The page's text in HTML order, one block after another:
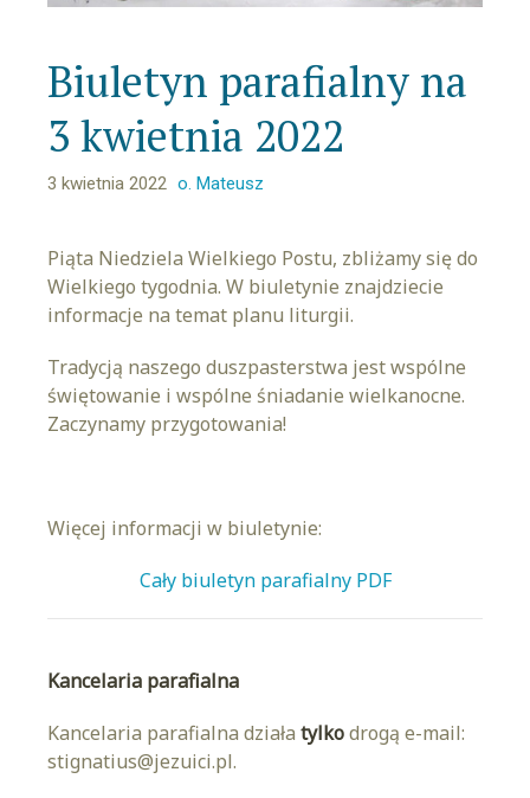
Biuletyn parafialny na
3 kwietnia 2022
3 kwietnia 2022 o. Mateusz
Piąta Niedziela Wielkiego Postu, zbliżamy się do
Wielkiego tygodnia. W biuletynie znajdziecie
informacje na temat planu liturgii.
Tradycją naszego duszpasterstwa jest wspólne
świętowanie i wspólne śniadanie wielkanocne.
Zaczynamy przygotowania!
Więcej informacji w biuletynie:
Cały biuletyn parafialny PDF
Kancelaria parafialna
Kancelaria parafialna działa tylkodrogą e-mail:
stignatius@jezuici.pl.